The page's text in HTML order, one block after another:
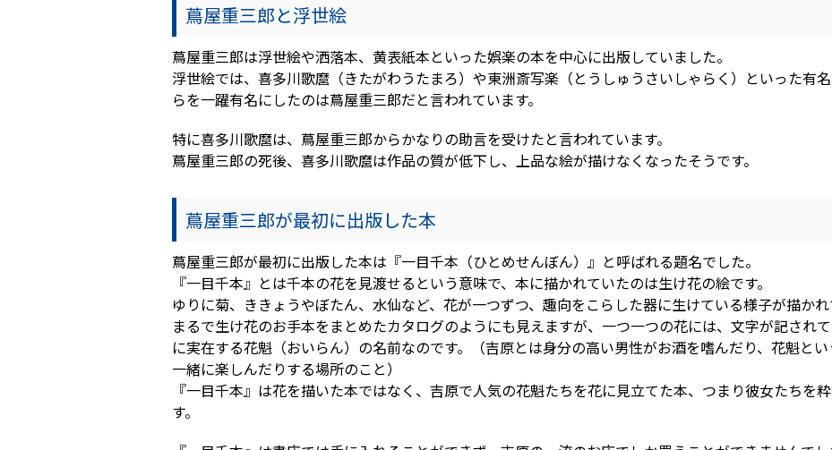
蔦屋重三郎と浮世絵
蔦屋重三郎は浮世絵や洒落本、黄表紙本といった娯楽の本を中心に出版していました。
浮世絵では、喜多川歌麿（きたがわうたまろ）や東洲斎写楽（とうしゅうさいしゃらく）といった有
らを一躍有名にしたのは蔦屋重三郎だと言われています。
特に喜多川歌麿は、蔦屋重三郎からかなりの助言を受けたと言われています。
蔦屋重三郎の死後、喜多川歌麿は作品の質が低下し、上品な絵が描けなくなったそうです。
蔦屋重三郎が最初に出版した本
蔦屋重三郎が最初に出版した本は『一目千本（ひとめせんぼん）』と呼ばれる題名でした。
『一目千本』とは千本の花を見渡せるという意味で、本に描かれていたのは生け花の絵です。
ゆりに菊、ききょうやぼたん、水仙など、花が一つずつ、趣向をこらした器に生けている様子が描かれ
まるで生け花のお手本をまとめたカタログのようにも見えますが、一つ一つの花には、文字が記され
に実在する花魁（おいらん）の名前なのです。（吉原とは身分の高い男性がお酒を嗜んだり、花魁と
一緒に楽しんだりする場所のこと）
『一目千本』は花を描いた本ではなく、吉原で人気の花魁たちを花に見立てた本、つまり彼女たちを
す。